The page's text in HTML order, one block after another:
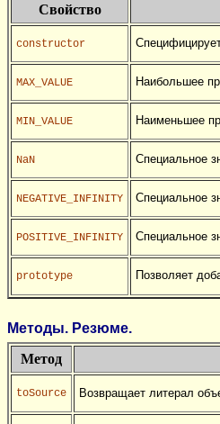
Свойство
constructor
MAX_VALUE Наибольшее
MIN_VALUE Наименьшее
NaN Специальное
NEGATIVE_INFINITY Специальное
POSITIVE_INFINITY Специальное
prototype Позволяет
Методы. Резюме.
Метод
toSource Возвращает литерал